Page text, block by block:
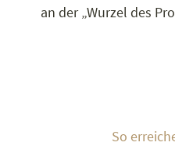
an der „Wurzel des
So